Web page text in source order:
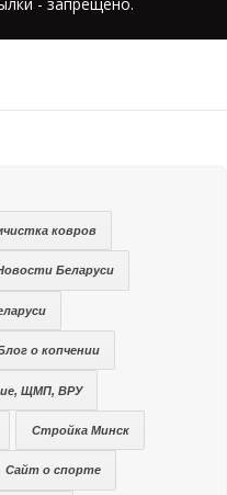
ковров
Беларуси
о копчении
ЩМП, ВРУ
Стройка Минск
Сайт о спорте